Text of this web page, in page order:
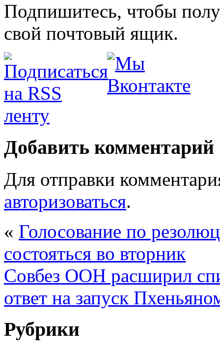
Подпишитесь, чтобы
свой почтовый ящик.
Добавить комментарий
Для отправки
авторизоваться.
« Голосование по
состояться во вторник
Совбез ООН расширил
ответ на запуск
Рубрики